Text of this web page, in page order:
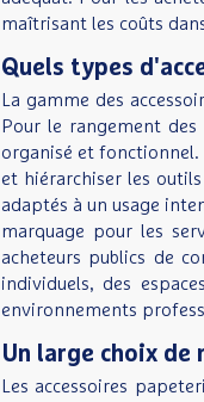
maîtrisant les coûts
Quels types
La gamme des
Pour le rangement
organisé et
et hiérarchiser les
adaptés à un usage
marquage pour les
acheteurs publics de
individuels, des
environnements
Un large choix de
Les accessoires